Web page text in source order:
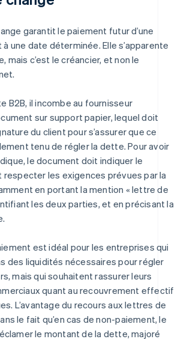
garantit le paiement futur d’une
à une date déterminée. Elle s’apparente
mais c’est le créancier, et non le
B2B, il incombe au fournisseur
sur support papier, lequel doit
du client pour s’assurer que ce
tenu de régler la dette. Pour avoir
le document doit indiquer le
les exigences prévues par la
en portant la mention « lettre de
les deux parties, et en précisant la
est idéal pour les entreprises qui
des liquidités nécessaires pour régler
mais qui souhaitent rassurer leurs
quant au recouvrement effectif
L’avantage du recours aux lettres de
le fait qu’en cas de non-paiement, le
le montant de la dette, majoré